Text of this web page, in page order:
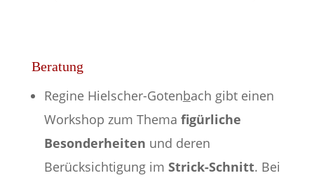
Beratung
Regine Hielscher-Gotenbach gibt einen
Workshop zum Thema figürliche
Besonderheiten und deren
Berücksichtigung im Strick-Schnitt. Bei